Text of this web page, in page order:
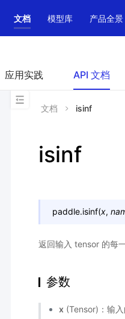
文档 模型库 产品全景
应用实践 API 文档
文档 isinf
isinf
paddle.isinf(x,
返回输入 tensor 的每
参数
x (Tensor)：输